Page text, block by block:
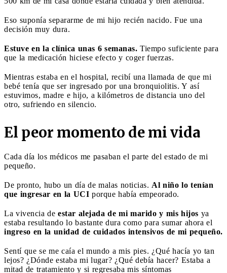
Eso suponía separarme de mi hijo recién nacido. Fue una
decisión muy dura.
Estuve en la clínica unas 6 semanas. Tiempo suficiente para
que la medicación hiciese efecto y coger fuerzas.
Mientras estaba en el hospital, recibí una llamada de que mi
bebé tenía que ser ingresado por una bronquiolitis. Y así
estuvimos, madre e hijo, a kilómetros de distancia uno del
otro, sufriendo en silencio.
El peor momento de mi vida
Cada día los médicos me pasaban el parte del estado de mi
pequeño.
De pronto, hubo un día de malas noticias. Al niño lo tenían
que ingresar en la UCI porque había empeorado.
La vivencia de estar alejada de mi marido y mis hijos ya
estaba resultando lo bastante dura como para sumar ahora el
ingreso en la unidad de cuidados intensivos de mi pequeño.
Sentí que se me caía el mundo a mis pies. ¿Qué hacía yo tan
lejos? ¿Dónde estaba mi lugar? ¿Qué debía hacer? Estaba a
mitad de tratamiento y si regresaba mis síntomas